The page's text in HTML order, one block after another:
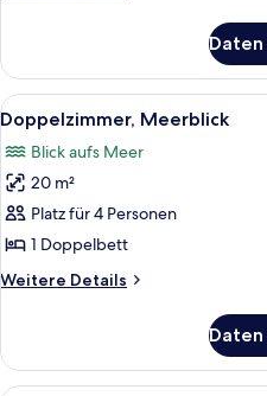
Daten
Alle
Fotos
für
Doppelzimmer,
Meerblick
anzeigen
4
Doppelzimmer, Meerblick
Blick aufs Meer
20 m²
Platz für 4 Personen
1 Doppelbett
Weitere Details
Weitere
Meerblick
Daten